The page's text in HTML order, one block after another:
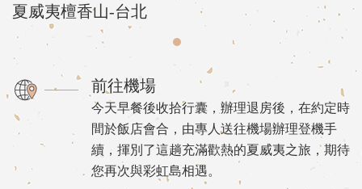
夏威夷檀香山-台北
前往機場
今天早餐後收拾行囊，辦理退房後，在約定時
間於飯店會合，由專人送往機場辦理登機手
續，揮別了這趟充滿歡熱的夏威夷之旅，期待
您再次與彩虹島相遇。